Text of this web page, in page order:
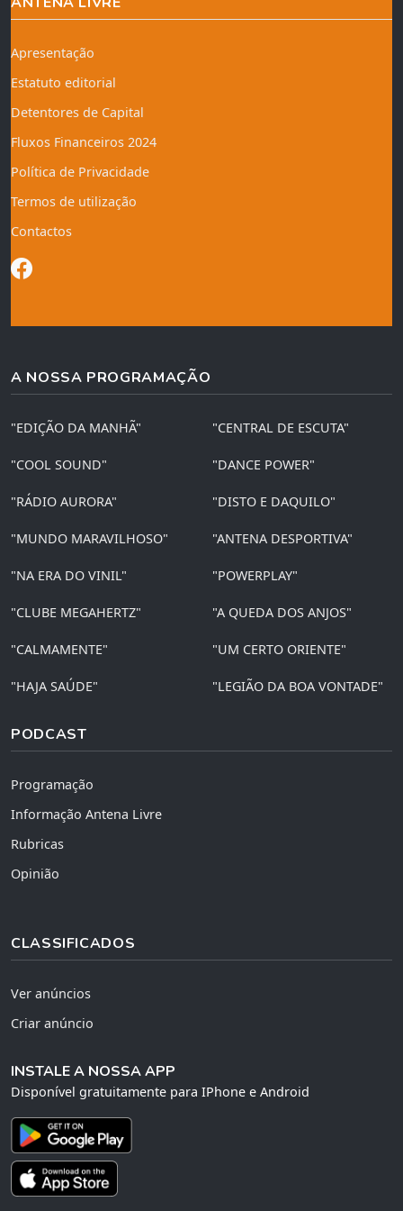
Apresentação
Estatuto editorial
Detentores de Capital
Fluxos Financeiros 2024
Política de Privacidade
Termos de utilização
Contactos
A NOSSA PROGRAMAÇÃO
"EDIÇÃO DA MANHÃ" "CENTRAL DE ESCUTA"
"COOL SOUND" "DANCE POWER"
"RÁDIO AURORA" "DISTO E DAQUILO"
"MUNDO MARAVILHOSO" "ANTENA DESPORTIVA"
"NA ERA DO VINIL" "POWERPLAY"
"CLUBE MEGAHERTZ" "A QUEDA DOS ANJOS"
"CALMAMENTE" "UM CERTO ORIENTE"
"HAJA SAÚDE" "LEGIÃO DA BOA VONTADE"
PODCAST
Programação
Informação Antena Livre
Rubricas
Opinião
CLASSIFICADOS
Ver anúncios
Criar anúncio
INSTALE A NOSSA APP
Disponível gratuitamente para IPhone e Android